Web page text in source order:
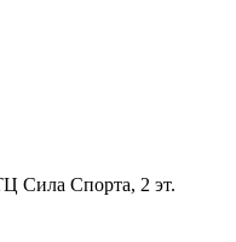
Сила Спорта, 2 эт.